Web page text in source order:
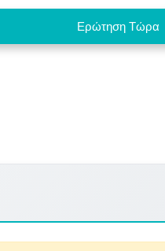
Ερώτηση Τώρα